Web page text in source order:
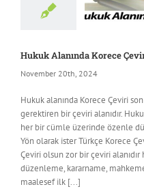
Hukuk Alanında Korece
November 20th, 2024
Hukuk alanında Korece Çeviri
gerektiren bir çeviri alanıdır.
her bir cümle üzerinde özenle
Yön olarak ister Türkçe Korece
Çeviri olsun zor bir çeviri
düzenleme, kararname,
maalesef ilk [...]